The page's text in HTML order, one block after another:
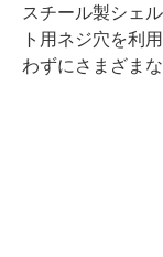
スチール製シェ
ト用ネジ穴を利
わずにさまざま